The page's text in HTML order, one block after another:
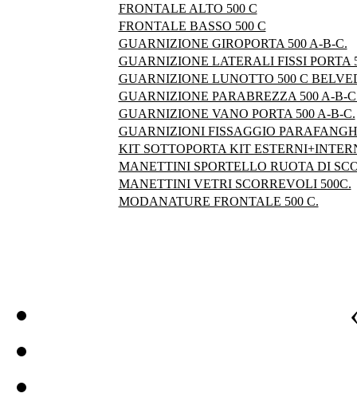
FRONTALE ALTO 500 C
FRONTALE BASSO 500 C
GUARNIZIONE GIROPORTA 500 A-B-C.
GUARNIZIONE LATERALI FISSI PORTA
GUARNIZIONE LUNOTTO 500 C
GUARNIZIONE PARABREZZA 500 A-B-
GUARNIZIONE VANO PORTA 500 A-B-C.
GUARNIZIONI FISSAGGIO
KIT SOTTOPORTA KIT
MANETTINI SPORTELLO RUOTA DI
MANETTINI VETRI SCORREVOLI 500C.
MODANATURE FRONTALE 500 C.